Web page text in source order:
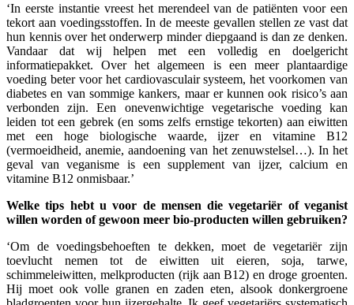
‘In eerste instantie vreest het merendeel van de patiënten voor een
tekort aan voedingsstoffen. In de meeste gevallen stellen ze vast dat
hun kennis over het onderwerp minder diepgaand is dan ze denken.
Vandaar dat wij helpen met een volledig en doelgericht
informatiepakket. Over het algemeen is een meer plantaardige
voeding beter voor het cardiovasculair systeem, het voorkomen van
diabetes en van sommige kankers, maar er kunnen ook risico’s aan
verbonden zijn. Een onevenwichtige vegetarische voeding kan
leiden tot een gebrek (en soms zelfs ernstige tekorten) aan eiwitten
met een hoge biologische waarde, ijzer en vitamine B12
(vermoeidheid, anemie, aandoening van het zenuwstelsel…). In het
geval van veganisme is een supplement van ijzer, calcium en
vitamine B12 onmisbaar.’
Welke tips hebt u voor de mensen die vegetariër of veganist
willen worden of gewoon meer bio-producten willen gebruiken?
‘Om de voedingsbehoeften te dekken, moet de vegetariër zijn
toevlucht nemen tot de eiwitten uit eieren, soja, tarwe,
schimmeleiwitten, melkproducten (rijk aan B12) en droge groenten.
Hij moet ook volle granen en zaden eten, alsook donkergroene